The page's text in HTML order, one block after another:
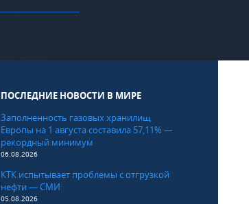
ПОСЛЕДНИЕ НОВОСТИ В МИРЕ
Заполненность газовых хранилищ
Европы на 1 августа составила 57,11% —
рекордный минимум
06.08.2026
КТК испытывает проблемы с отгрузкой
нефти — СМИ
05.08.2026